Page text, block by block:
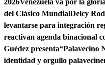
2026Venezuela va por la
del Clásico MundialDelcy
levantarse para integración
reactivan agenda binacional
Guédez presenta“Palavecino
identidad y orgullo